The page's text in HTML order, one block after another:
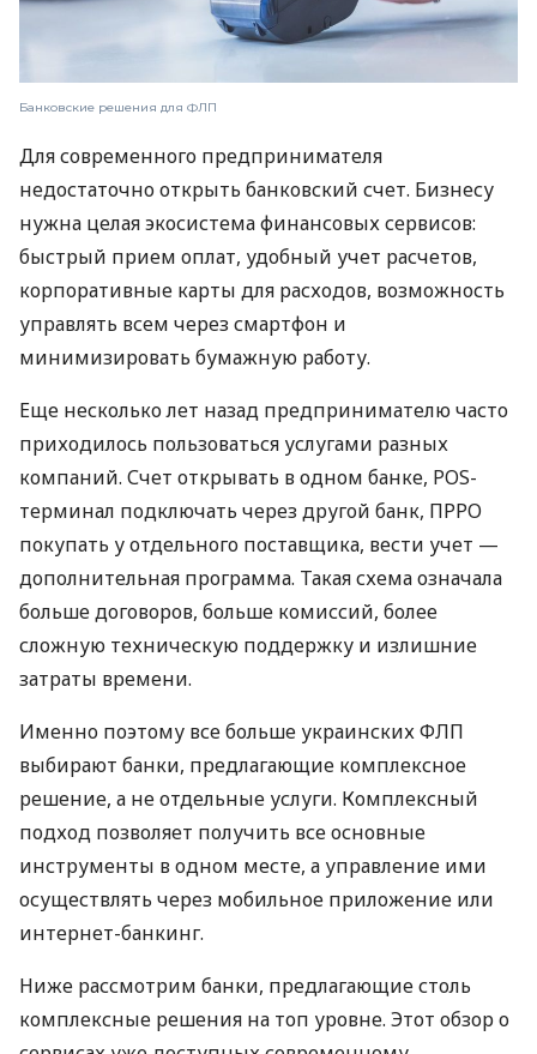
Банковские решения для ФЛП
Для современного предпринимателя
недостаточно открыть банковский счет. Бизнесу
нужна целая экосистема финансовых сервисов:
быстрый прием оплат, удобный учет расчетов,
корпоративные карты для расходов, возможность
управлять всем через смартфон и
минимизировать бумажную работу.
Еще несколько лет назад предпринимателю часто
приходилось пользоваться услугами разных
компаний. Счет открывать в одном банке, POS-
терминал подключать через другой банк, ПРРО
покупать у отдельного поставщика, вести учет —
дополнительная программа. Такая схема означала
больше договоров, больше комиссий, более
сложную техническую поддержку и излишние
затраты времени.
Именно поэтому все больше украинских ФЛП
выбирают банки, предлагающие комплексное
решение, а не отдельные услуги. Комплексный
подход позволяет получить все основные
инструменты в одном месте, а управление ими
осуществлять через мобильное приложение или
интернет-банкинг.
Ниже рассмотрим банки, предлагающие столь
комплексные решения на топ уровне. Этот обзор о